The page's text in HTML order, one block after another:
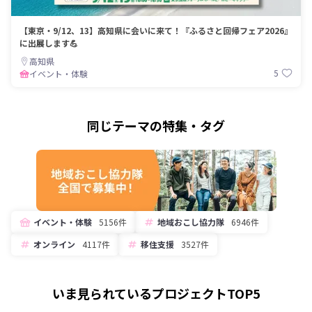
【東京・9/12、13】高知県に会いに来て！『ふるさと回帰フェア2026』
に出展します💪
高知県
イベント・体験
5
同じテーマの特集・タグ
イベント・体験 5156件 地域おこし協力隊
6946件
オンライン
4117件 移住支援 3527件
いま見られているプロジェクトTOP5